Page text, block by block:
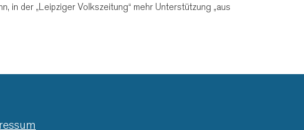
in der „Leipziger Volkszeitung“ mehr Unterstützung „aus